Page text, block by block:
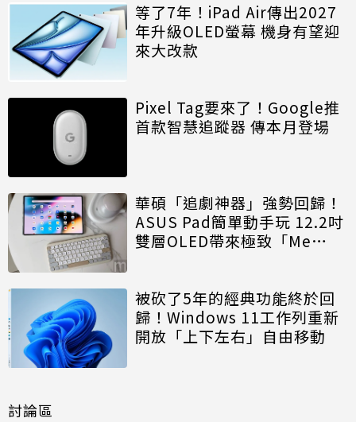
等了7年！iPad Air傳出2027
年升級OLED螢幕 機身有望迎
來大改款
Pixel Tag要來了！Google推
首款智慧追蹤器 傳本月登場
華碩「追劇神器」強勢回歸！
ASUS Pad簡單動手玩 12.2吋
雙層OLED帶來極致「Me
被砍了5年的經典功能終於回
歸！Windows 11工作列重新
開放「上下左右」自由移動
討論區